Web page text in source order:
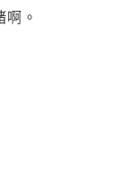
。